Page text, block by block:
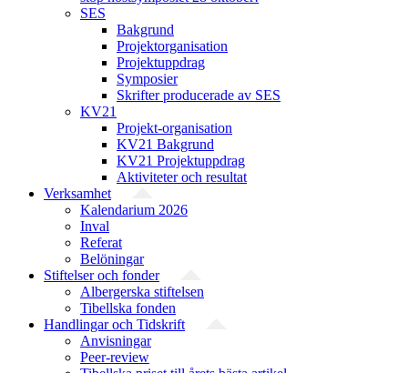
SES
Bakgrund
Projekt­organisation
Projektuppdrag
Symposier
Skrifter producerade av SES
KV21
Projekt-organisation
KV21 Bakgrund
KV21 Projektuppdrag
Aktiviteter och resultat
Verksamhet
Kalendarium 2026
Inval
Referat
Belöningar
Stiftelser och fonder
Albergerska stiftelsen
Tibellska fonden
Handlingar och Tidskrift
Anvisningar
Peer-review